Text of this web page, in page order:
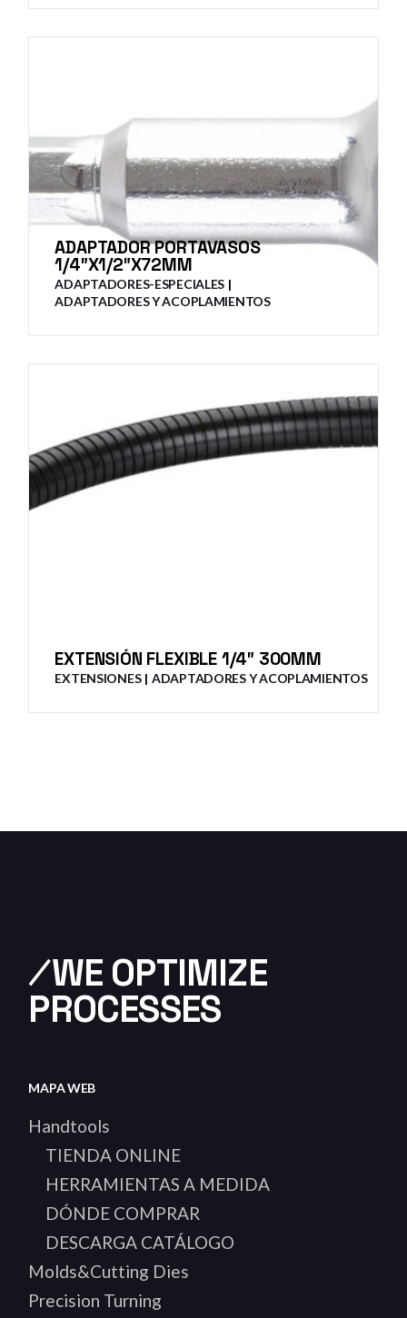
ADAPTADOR PORTAVASOS
1/4″X1/2″X72MM
ADAPTADORES-ESPECIALES
ADAPTADORES Y ACOPLAMIENTOS
EXTENSIÓN FLEXIBLE 1/4″ 300MM
EXTENSIONES ADAPTADORES Y ACOPLAMIENTOS
⁄WE OPTIMIZE
PROCESSES
MAPA WEB
Handtools
TIENDA ONLINE
HERRAMIENTAS A MEDIDA
DÓNDE COMPRAR
DESCARGA CATÁLOGO
Molds&Cutting Dies
Precision Turning